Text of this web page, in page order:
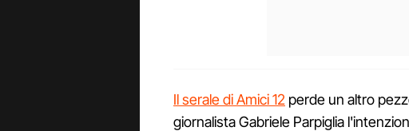
Il serale di Amici 12 perde un altro
giornalista Gabriele Parpiglia